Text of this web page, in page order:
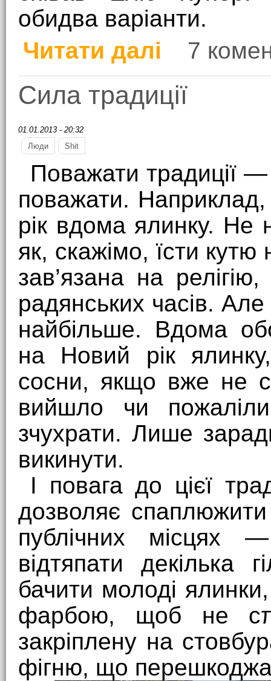
обидва варіанти.
Читати далі
про Про
7
Сила традиції
01.01.2013 - 20:32
Люди
Shit
Поважати традиції
поважати.
рік вдома ялинку. Не
як, скажімо, їсти
зав’язана на
радянських часів.
найбільше. Вдома
на Новий рік
сосни, якщо вже не
вийшло чи
зчухрати. Лише
викинути.
І повага до цієї
дозволяє
публічних місцях
відтяпати декілька
бачити молоді
фарбою, щоб не
закріплену на
фігню, що